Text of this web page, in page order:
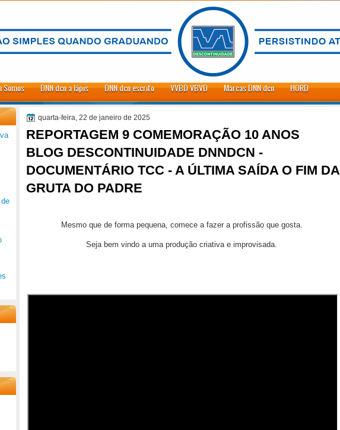
Somos DNN dcn a lápis DNN dcn escrito VVBD VBVD Marcas DNN dcn HORD
quarta-feira, 22 de janeiro de 2025
REPORTAGEM 9 COMEMORAÇÃO 10 ANOS
BLOG DESCONTINUIDADE DNNDCN -
DOCUMENTÁRIO TCC - A ÚLTIMA SAÍDA O FIM DA
GRUTA DO PADRE
Mesmo que de forma pequena, comece a fazer a profissão que gosta.
Seja bem vindo a uma produção criativa e improvisada.